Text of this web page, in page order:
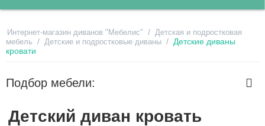
Интернет-магазин диванов "Мебелис" / Детская и подростковая
мебель / Детские и подростковые диваны / Детские диваны
кровати
Подбор мебели:
Детский диван кровать